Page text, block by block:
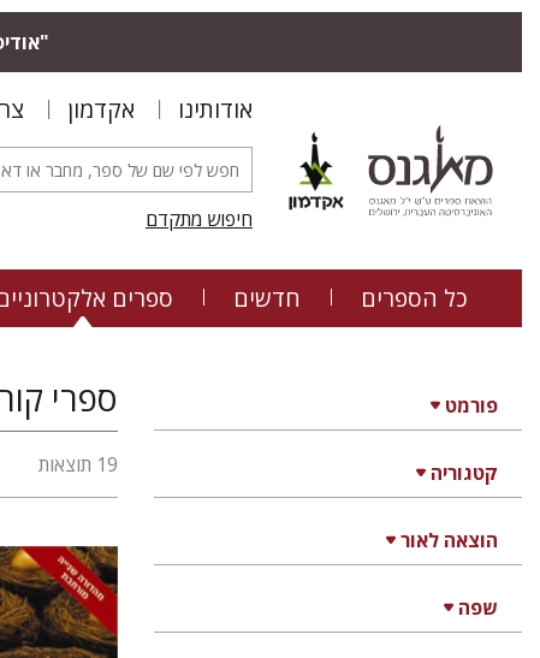
אודותינו אקדמון
חיפוש מתקדם
כל הספרים חדשים ספרים
פורמט
קטגוריה
הוצאה לאור
שפה
ספרי
19 תוצאות
חיים לוי